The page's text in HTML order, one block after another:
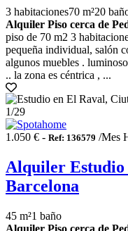
3 habitaciones70 m²20
Alquiler Piso cerca de
piso de 70 m2 3
pequeña individual, salón
algunos muebles .
.. la zona es céntrica , ...
1/29
1.050 € - Ref: 136579 /Mes
Alquiler Estudio
Barcelona
45 m²1 baño
Alquiler Piso cerca de